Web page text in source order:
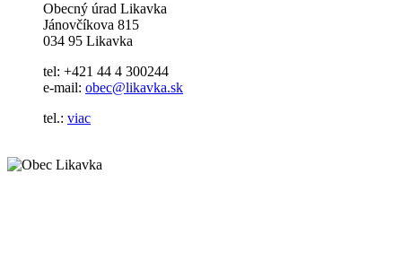
Obecný úrad Likavka
Jánovčíkova 815
034 95 Likavka
tel: +421 44 4 300244
e-mail: obec@likavka.sk
tel.: viac